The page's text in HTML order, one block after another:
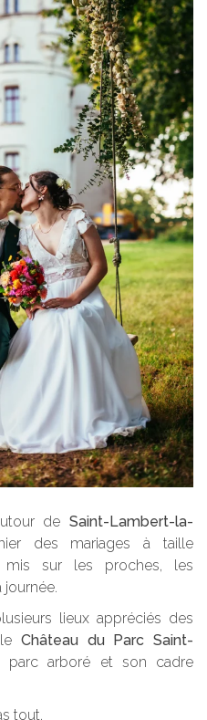
de Saint-Lambert-la-
des mariages à taille
mis sur les proches, les
journée.
lieux appréciés des
Château du Parc Saint-
arboré et son cadre
tout.